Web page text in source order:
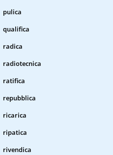
pulica
qualifica
radica
radiotecnica
ratifica
repubblica
ricarica
ripatica
rivendica